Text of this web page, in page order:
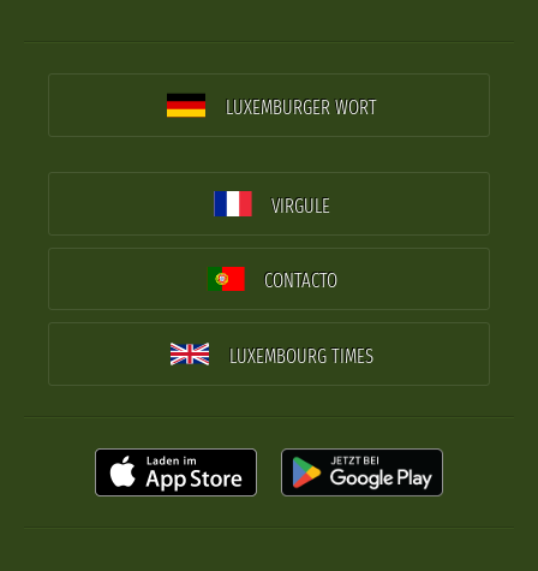
LUXEMBURGER WORT
VIRGULE
CONTACTO
LUXEMBOURG TIMES